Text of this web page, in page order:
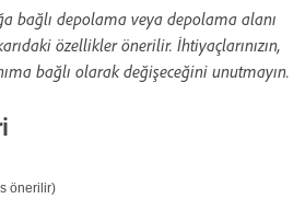
bağlı depolama veya depolama alanı
özellikler önerilir. İhtiyaçlarınızın,
bağlı olarak değişeceğini unutmayın.
önerilir)